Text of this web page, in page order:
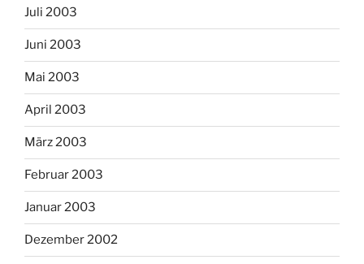
Juli 2003
Juni 2003
Mai 2003
April 2003
März 2003
Februar 2003
Januar 2003
Dezember 2002